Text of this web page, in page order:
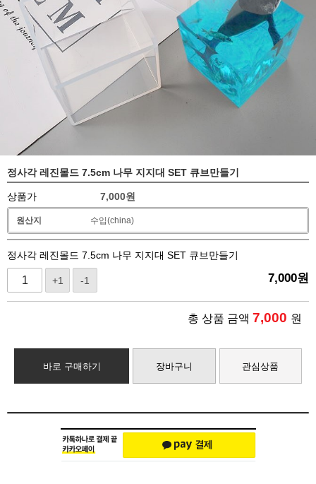
정사각 레진몰드 7.5cm 나무 지지대 SET 큐브만들기
상품가 7,000원
원산지 수입(china)
정사각 레진몰드 7.5cm 나무 지지대 SET 큐브만들기
+1 -1 7,000원
총 상품 금액 7,000 원
바로 구매하기 장바구니 관심상품